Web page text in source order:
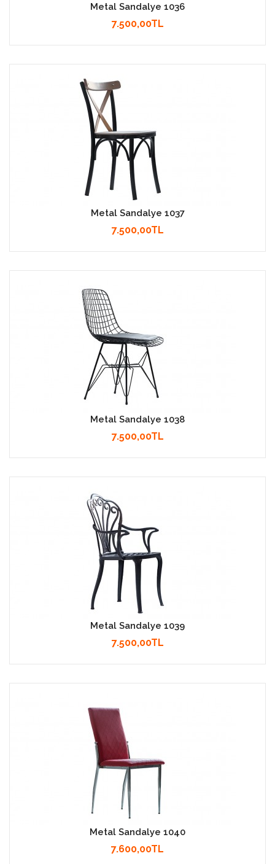
Metal Sandalye 1036
7.500,00TL
Metal Sandalye 1037
7.500,00TL
Metal Sandalye 1038
7.500,00TL
Metal Sandalye 1039
7.500,00TL
Metal Sandalye 1040
7.600,00TL